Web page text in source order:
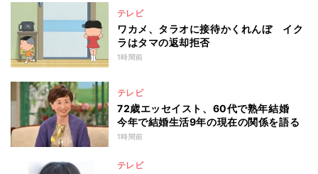
テレビ
ワカメ、タラオに接待かくれんぼ イク
ラはタマの返却拒否
1時間前
テレビ
72歳エッセイスト、60代で熟年結婚
今年で結婚生活9年の現在の関係を語る
1時間前
テレビ